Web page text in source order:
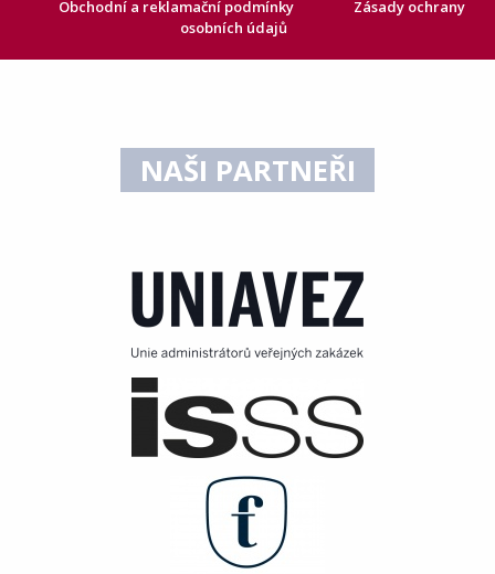
Obchodní a reklamační podmínky
Zásady ochrany
osobních údajů
NAŠI PARTNEŘI